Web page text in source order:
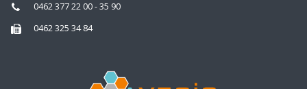
0462 377 22 00 - 35 90
0462 325 34 84